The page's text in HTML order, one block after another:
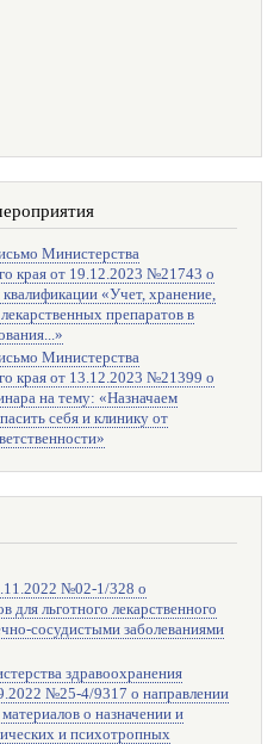
Министерства
края от 19.12.2023 №21743 о
«Учет, хранение,
препаратов в
Министерства
края от 13.12.2023 №21399 о
на тему: «Назначаем
себя и клинику от
№02-1/328 о
для льготного лекарственного
сосудистыми заболеваниями
здравоохранения
№25-4/9317 о направлении
о назначении и
и психотропных